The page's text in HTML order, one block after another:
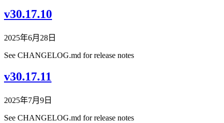
v30.17.10
2025年6月28日
See CHANGELOG.md for release notes
v30.17.11
2025年7月9日
See CHANGELOG.md for release notes